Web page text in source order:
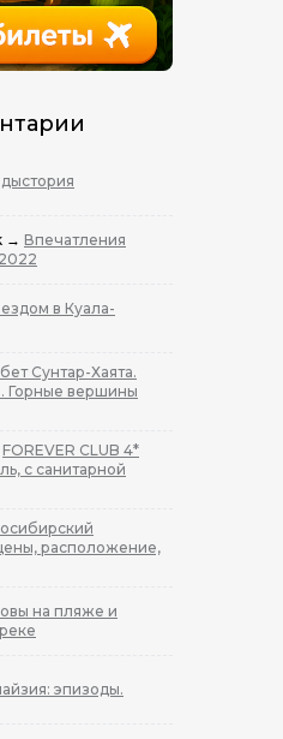
→ Впечатления
в Куала-
Сунтар-Хаята.
Горные вершины
FOREVER CLUB 4*
с санитарной
расположение,
на пляже и
эпизоды.